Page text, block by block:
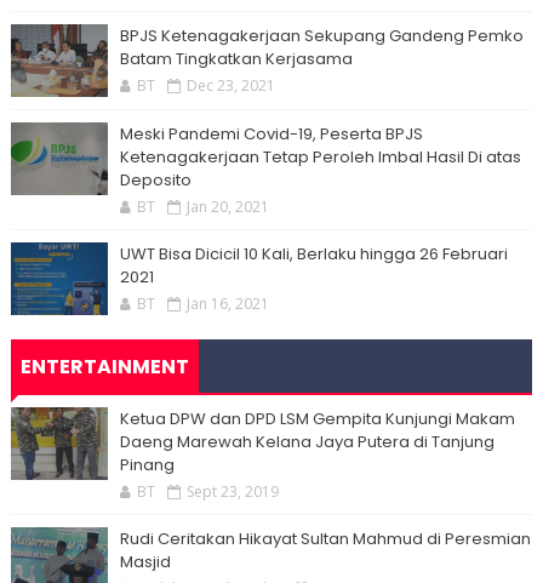
BPJS Ketenagakerjaan Sekupang Gandeng Pemko
Batam Tingkatkan Kerjasama
BT Dec 23, 2021
Meski Pandemi Covid-19, Peserta BPJS
Ketenagakerjaan Tetap Peroleh Imbal Hasil Di atas
Deposito
BT Jan 20, 2021
UWT Bisa Dicicil 10 Kali, Berlaku hingga 26 Februari
2021
BT Jan 16, 2021
ENTERTAINMENT
Ketua DPW dan DPD LSM Gempita Kunjungi Makam
Daeng Marewah Kelana Jaya Putera di Tanjung
Pinang
BT Sept 23, 2019
Rudi Ceritakan Hikayat Sultan Mahmud di Peresmian
Masjid